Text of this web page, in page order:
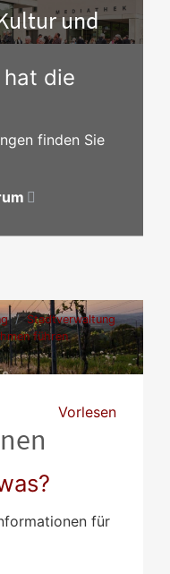
und
hat die
finden Sie
Stadtverwaltung
führen
Vorlesen
für